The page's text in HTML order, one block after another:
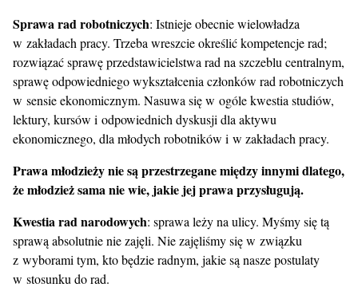
Sprawa rad robotniczych: Istnieje obecnie wielowładza
w zakładach pracy. Trzeba wreszcie określić kompetencje rad;
rozwiązać sprawę przedstawicielstwa rad na szczeblu centralnym,
sprawę odpowiedniego wykształcenia członków rad robotniczych
w sensie ekonomicznym. Nasuwa się w ogóle kwestia studiów,
lektury, kursów i odpowiednich dyskusji dla aktywu
ekonomicznego, dla młodych robotników i w zakładach pracy.
Prawa młodzieży nie są przestrzegane między innymi dlatego,
że młodzież sama nie wie, jakie jej prawa przysługują.
Kwestia rad narodowych: sprawa leży na ulicy. Myśmy się tą
sprawą absolutnie nie zajęli. Nie zajęliśmy się w związku
z wyborami tym, kto będzie radnym, jakie są nasze postulaty
w stosunku do rad.